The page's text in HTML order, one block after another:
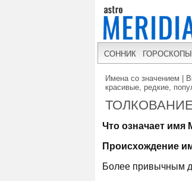
СОННИК ГОРОСКОПЫ
Имена со значением |
красивые, редкие,
Что означает имя
Происхождение
Более привычным